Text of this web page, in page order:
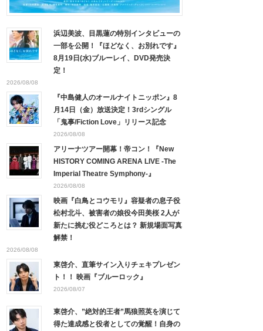
浜辺美波、目黒蓮の特別インタビューの
一部を公開！『ほどなく、お別れです』
8月19日(水)ブルーレイ、DVD発売決
定！
2026/08/08
『中島健人のオールナイトニッポン』8
月14日（金）放送決定！3rdシングル
「鬼事/Fiction Love」リリース記念
2026/08/08
アリーナツアー開幕！帝コン！『New
HISTORY COMING ARENA LIVE -The
Imperial Theatre Symphony-』
2026/08/08
映画『白鳥とコウモリ』容疑者の息子役
松村北斗、被害者の娘役今田美桜 2人が
新たに挑む役どころとは？ 新規場面写真
解禁！
2026/08/08
東啓介、直筆サイン入りチェキプレゼン
ト！！ 映画『ブルーロック』
2026/08/07
東啓介、”絶対的王者”馬狼照英を演じて
得た達成感と役者としての覚醒！自身の